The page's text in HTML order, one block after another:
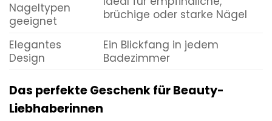
Nageltypen
geeignet
brüchige oder starke Nägel
Elegantes
Design
Ein Blickfang in jedem
Badezimmer
Das perfekte Geschenk für Beauty-
Liebhaberinnen